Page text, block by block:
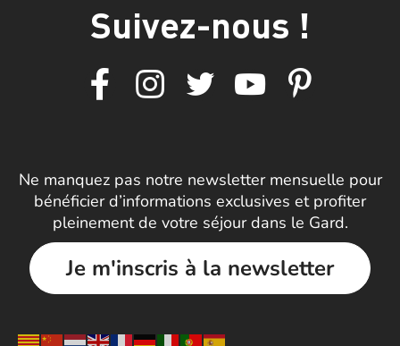
Suivez-nous !
Ne manquez pas notre newsletter mensuelle pour
bénéficier d’informations exclusives et profiter
pleinement de votre séjour dans le Gard.
Je m'inscris à la newsletter